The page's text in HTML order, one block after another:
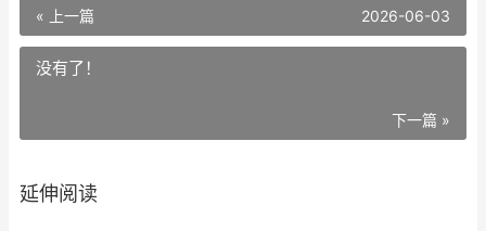
« 上一篇 2026-06-03
没有了！
下一篇 »
延伸阅读